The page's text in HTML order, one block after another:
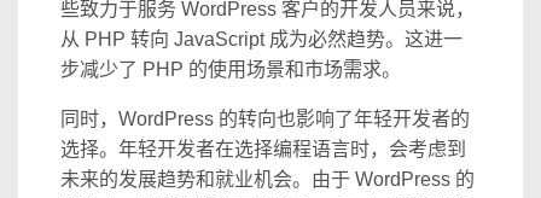
些致力于服务 WordPress 客户的开发人员来说，
从 PHP 转向 JavaScript 成为必然趋势。这进一
步减少了 PHP 的使用场景和市场需求。
同时，WordPress 的转向也影响了年轻开发者的
选择。年轻开发者在选择编程语言时，会考虑到
未来的发展趋势和就业机会。由于 WordPress 的